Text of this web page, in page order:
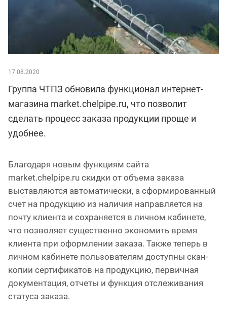
17.08.2020
Группа ЧТПЗ обновила функционал интернет-
магазина market.chelpipe.ru, что позволит
сделать процесс заказа продукции проще и
удобнее.
Благодаря новым функциям сайта
market.chelpipe.ru скидки от объема заказа
выставляются автоматически, а сформированный
счет на продукцию из наличия направляется на
почту клиента и сохраняется в личном кабинете,
что позволяет существенно экономить время
клиента при оформлении заказа. Также теперь в
личном кабинете пользователям доступны скан-
копии сертификатов на продукцию, первичная
документация, отчеты и функция отслеживания
статуса заказа.